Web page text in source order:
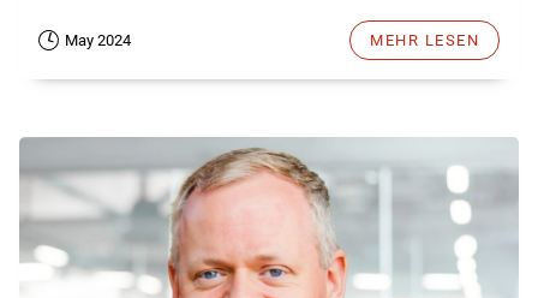
May 2024 MEHR LESEN